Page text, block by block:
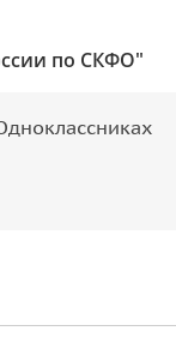
по СКФО"